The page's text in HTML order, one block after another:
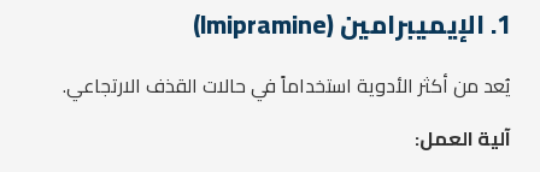
1. الإيميبرامين (Imipramine)
يُعد من أكثر الأدوية استخداماً في حالات القذف الارتجاعي.
آلية العمل: